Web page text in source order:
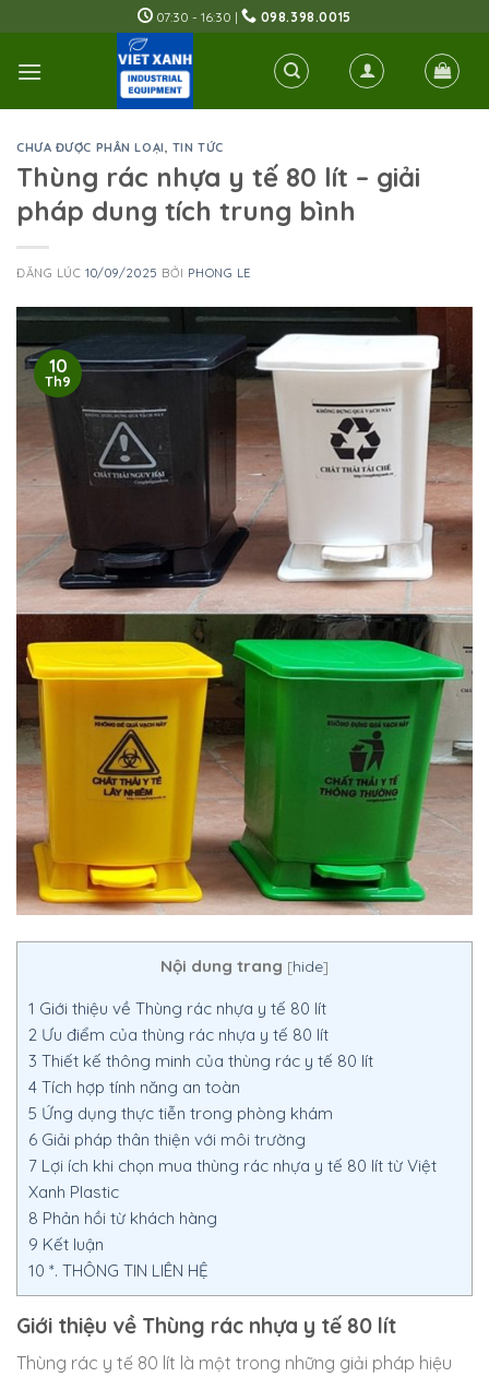
to
content
07:30 - 16:30 | 098.398.0015
CHƯA ĐƯỢC PHÂN LOẠI, TIN TỨC
Thùng rác nhựa y tế 80 lít – giải
pháp dung tích trung bình
ĐĂNG LÚC10/09/2025 BỞI PHONG LE
10
Th9
Nội dung trang [hide]
1 Giới thiệu về Thùng rác nhựa y tế 80 lít
2 Ưu điểm của thùng rác nhựa y tế 80 lít
3 Thiết kế thông minh của thùng rác y tế 80 lít
4 Tích hợp tính năng an toàn
5 Ứng dụng thực tiễn trong phòng khám
6 Giải pháp thân thiện với môi trường
7 Lợi ích khi chọn mua thùng rác nhựa y tế 80 lít từ Việt
Xanh Plastic
8 Phản hồi từ khách hàng
9 Kết luận
10 *. THÔNG TIN LIÊN HỆ
Giới thiệu về Thùng rác nhựa y tế 80 lít
Thùng rác y tế 80 lít là một trong những giải pháp hiệu